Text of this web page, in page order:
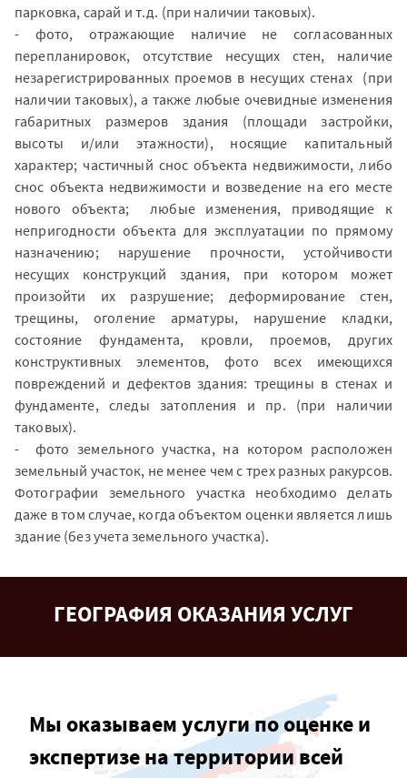
парковка, сарай и т.д. (при наличии таковых).
- фото, отражающие наличие не согласованных
перепланировок, отсутствие несущих стен, наличие
незарегистрированных проемов в несущих стенах (при
наличии таковых), а также любые очевидные изменения
габаритных размеров здания (площади застройки,
высоты и/или этажности), носящие капитальный
характер; частичный снос объекта недвижимости, либо
снос объекта недвижимости и возведение на его месте
нового объекта; любые изменения, приводящие к
непригодности объекта для эксплуатации по прямому
назначению; нарушение прочности, устойчивости
несущих конструкций здания, при котором может
произойти их разрушение; деформирование стен,
трещины, оголение арматуры, нарушение кладки,
состояние фундамента, кровли, проемов, других
конструктивных элементов, фото всех имеющихся
повреждений и дефектов здания: трещины в стенах и
фундаменте, следы затопления и пр. (при наличии
таковых).
- фото земельного участка, на котором расположен
земельный участок, не менее чем с трех разных ракурсов.
Фотографии земельного участка необходимо делать
даже в том случае, когда объектом оценки является лишь
здание (без учета земельного участка).
ГЕОГРАФИЯ ОКАЗАНИЯ УСЛУГ
Мы оказываем услуги по оценке и
экспертизе на территории всей